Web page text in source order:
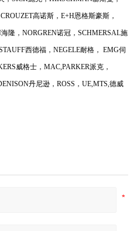
高诺斯，E+H恩格斯豪斯，
隆，NORGREN诺冠，SCHMERSAL施
西德福，NEGELE耐格， EMG伺
威格士，MAC,PARKER派克，
丹尼逊，ROSS，UE,MTS,德威